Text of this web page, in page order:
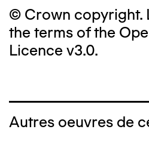
© Crown copyright.
the terms of the
Licence v3.0.
Autres oeuvres de